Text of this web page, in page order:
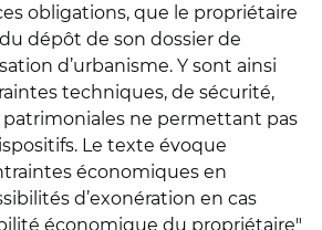
obligations, que le propriétaire
dépôt de son dossier de
d’urbanisme. Y sont ainsi
techniques, de sécurité,
ne permettant pas
Le texte évoque
économiques en
d’exonération en cas
économique du propriétaire"